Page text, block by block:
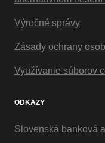
Výročné správy
Zásady ochrany
Využívanie súborov
ODKAZY
Slovenská banková